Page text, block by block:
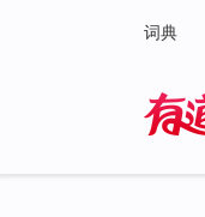
词典